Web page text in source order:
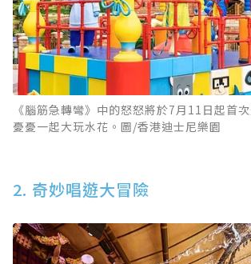
《腦筋急轉彎》中的怒怒將於7月11日起首
憂憂一起大玩水花。圖/香港迪士尼樂園
2. 奇妙唱遊大冒險